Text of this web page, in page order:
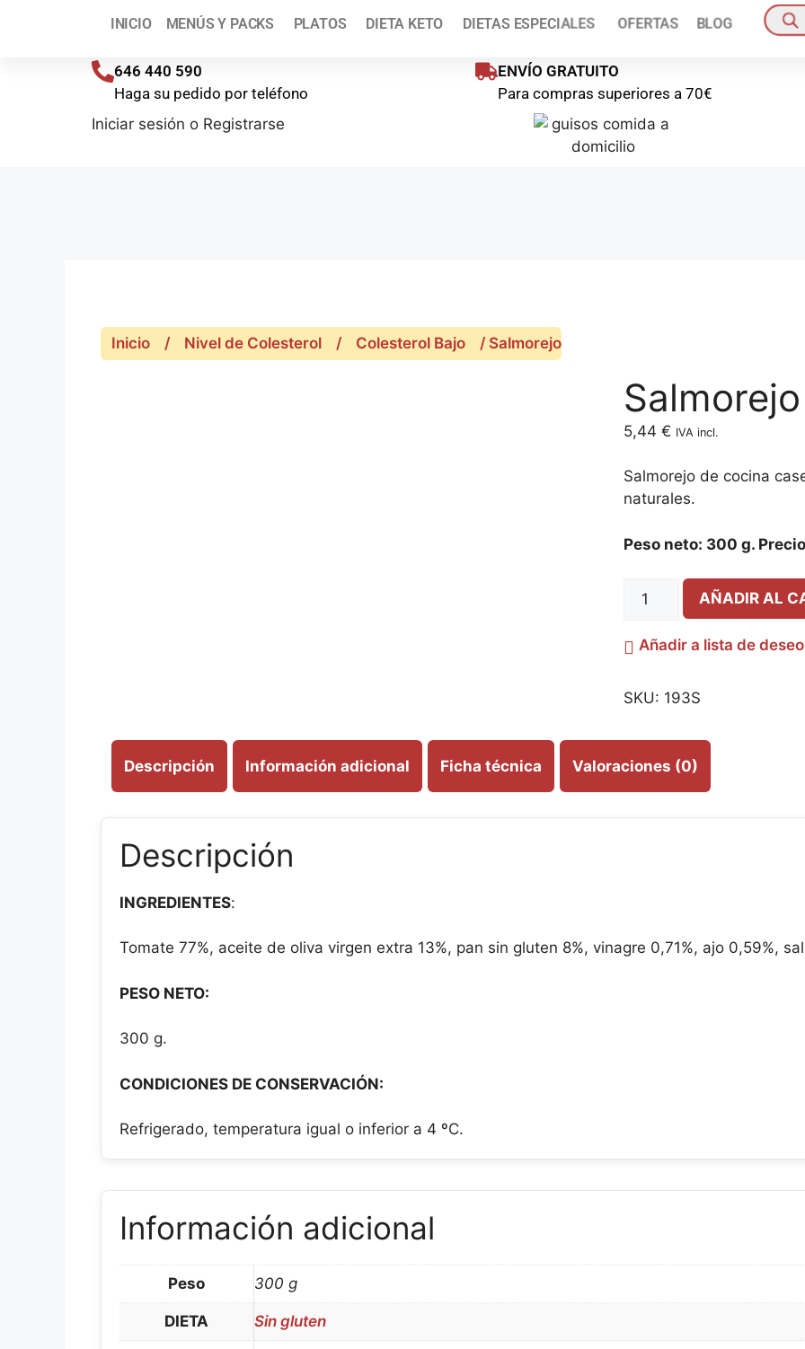
Pídelo
646 440 590
Haga su pedido por teléfono
ENVÍO GRATUITO
Para compras superiores a 70€
Iniciar sesión o Registrarse
INICIO MENÚS Y PACKS PLATOS DIETA KETO DIETAS ESPECIALES OFERTAS BLOG
Inicio / Nivel de Colesterol / Colesterol Bajo / Salmorejo
Salmorejo
5,44€ IVA incl.
Salmorejo de cocina
naturales.
Peso neto: 300 g.
AÑADIR AL
Añadir a lista de
SKU: 193S
Descripción Información adicional Ficha técnica Valoraciones (0)
Descripción
INGREDIENTES:
Tomate 77%, aceite de oliva virgen extra 13%, pan sin gluten 8%, vinagre 0,71%, ajo 0,59%,
PESO NETO:
300 g.
CONDICIONES DE CONSERVACIÓN:
Refrigerado, temperatura igual o inferior a 4 ºC.
Información adicional
Peso 300 g
DIETA Sin gluten